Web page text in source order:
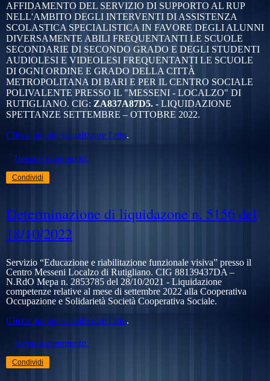
AFFIDAMENTO DEL SERVIZIO DI SUPPORTO AL RUP
NELL'AMBITO DEGLI INTERVENTI DI ASSISTENZA
SCOLASTICA SPECIALISTICA IN FAVORE DEGLI ALUNNI
DIVERSAMENTE ABILI FREQUENTANTI LE SCUOLE
SECONDARIE DI SECONDO GRADO E DEGLI STUDENTI
AUDIOLESI E VIDEOLESI FREQUENTANTI LE SCUOLE
DI OGNI ORDINE E GRADO DELLA CITTÀ
METROPOLITANA DI BARI E PER IL CENTRO SOCIALE
POLIVALENTE PRESSO IL "MESSENI - LOCALZO" DI
RUTIGLIANO. CIG: ZA837A87D5. - LIQUIDAZIONE
SPETTANZE SETTEMBRE – OTTOBRE 2022.
Clicca qui per visualizzare l'atto.
Nessun commento:
Condividi
Determinazione di liquidazone n. 5156 del
18/10/2022
Servizio “Educazione e riabilitazione funzionale visiva” presso il
Centro Messeni Localzo di Rutigliano. CIG 88139437DA –
N.RdO Mepa n. 2853785 del 28/10/2021 - Liquidazione
competenze relative al mese di settembre 2022 alla Cooperativa
Occupazione e Solidarietà Società Cooperativa Sociale.
Clicca qui per visualizzare l'atto.
Nessun commento:
Condividi